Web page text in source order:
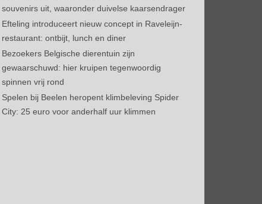
souvenirs uit, waaronder duivelse kaarsendrager
Efteling introduceert nieuw concept in Raveleijn-
restaurant: ontbijt, lunch en diner
Bezoekers Belgische dierentuin zijn
gewaarschuwd: hier kruipen tegenwoordig
spinnen vrij rond
Spelen bij Beelen heropent klimbeleving Spider
City: 25 euro voor anderhalf uur klimmen